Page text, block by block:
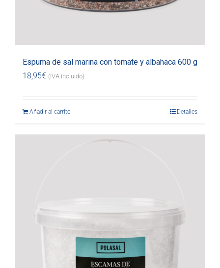
Espuma de sal marina con tomate y albahaca 600 g
18,95€ (IVA incluido)
Añadir al carrito Detalles